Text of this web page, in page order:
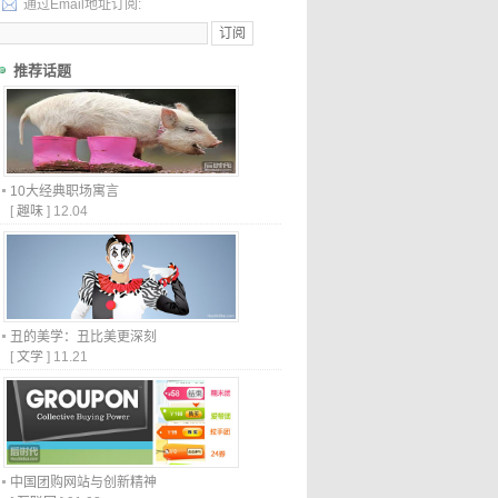
通过Email地址订阅:
推荐话题
10大经典职场寓言
[ 趣味 ] 12.04
丑的美学：丑比美更深刻
[ 文学 ] 11.21
中国团购网站与创新精神